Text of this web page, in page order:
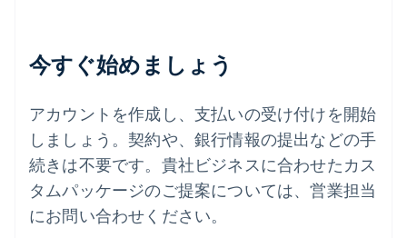
今すぐ始めましょう
アカウントを作成し、支払いの受け付けを開始
しましょう。契約や、銀行情報の提出などの手
続きは不要です。貴社ビジネスに合わせたカス
タムパッケージのご提案については、営業担当
にお問い合わせください。
ドイツ
ニュージーランド
English
ノルウェー
English
ハンガリー
English
フィンランド